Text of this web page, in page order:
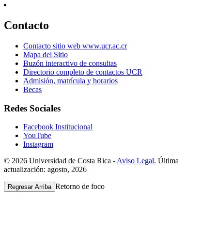
Contacto
Contacto sitio web www.ucr.ac.cr
Mapa del Sitio
Buzón interactivo de consultas
Directorio completo de contactos UCR
Admisión, matrícula y horarios
Becas
Redes Sociales
Facebook Institucional
YouTube
Instagram
© 2026 Universidad de Costa Rica -Aviso Legal. Última
actualización: agosto, 2026
Regresar Arriba Retorno de foco